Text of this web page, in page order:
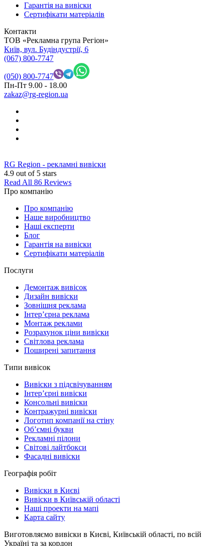
Гарантія на вивіски
Сертифікати матеріалів
Контакти
ТОВ «Рекламна група Регіон»
Київ, вул. Будіндустрії, 6
(067) 800-7747
(050) 800-7747
Пн-Пт 9.00 - 18.00
zakaz@rg-region.ua
RG Region - рекламні вивіски
4.9 out of 5 stars
Read All 86 Reviews
Про компанію
Про компанію
Наше виробництво
Наші експерти
Блог
Гарантія на вивіски
Сертифікати матеріалів
Послуги
Демонтаж вивісок
Дизайн вивіски
Зовнішня реклама
Інтер’єрна реклама
Монтаж реклами
Розрахунок ціни вивіски
Світлова реклама
Поширені запитання
Типи вивісок
Вивіски з підсвічуванням
Інтер’єрні вивіски
Консольні вивіски
Контражурні вивіски
Логотип компанії на стіну
Об’ємні букви
Рекламні пілони
Світові лайтбокси
Фасадні вивіски
Географія робіт
Вивіски в Києві
Вивіски в Київській області
Наші проекти на мапі
Карта сайту
Виготовляємо вивіски в Києві, Київській області, по всій
Україні та за кордон